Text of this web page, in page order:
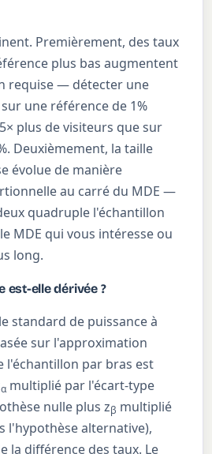
Premièrement, des taux
plus bas augmentent
requise — détecter une
une référence de 1%
plus de visiteurs que sur
Deuxièmement, la taille
évolue de manière
au carré du MDE —
quadruple l'échantillon
MDE qui vous intéresse ou
long.
est-elle dérivée ?
standard de puissance à
sur l'approximation
l'échantillon par bras est
α multiplié par l'écart-type
nulle plus zβ multiplié
l'hypothèse alternative),
la différence des taux. Le